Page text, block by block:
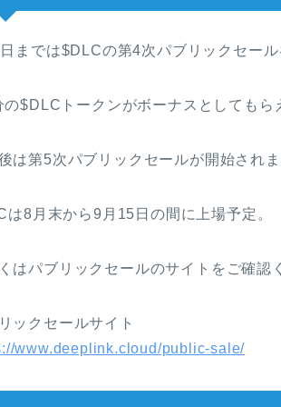
までは$DLCの第4次パブリックセー
の$DLCトークンがボーナスとしてもら
は第5次パブリックセールが開始され
は8月末から9月15日の間に上場予定。
はパブリックセールのサイトをご確認
ックセールサイト
www.deeplink.cloud/public-sale/